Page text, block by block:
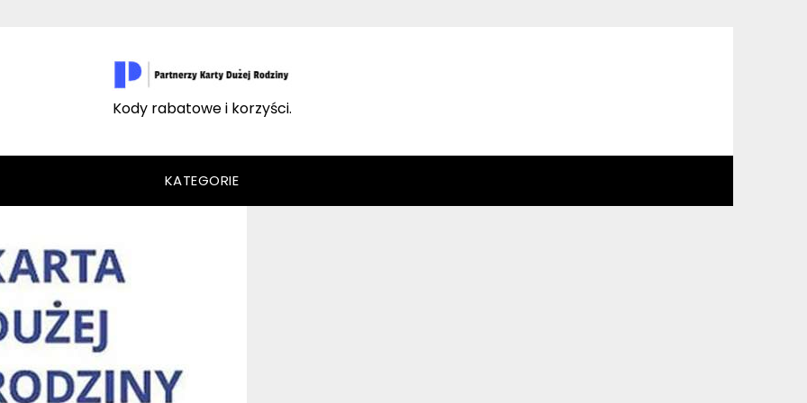
Kody rabatowe i korzyści.
KATEGORIE